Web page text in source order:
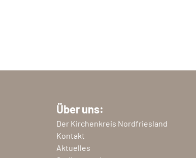
Über uns:
Der Kirchenkreis Nordfriesland
Kontakt
Aktuelles